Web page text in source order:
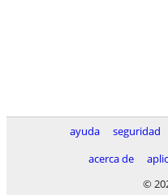
ayuda seguridad
acerca de
©